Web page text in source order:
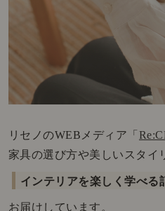
リセノのWEBメディア「
家具の選び方や美しいスタイ
インテリアを楽しく学べる
お届けしています。